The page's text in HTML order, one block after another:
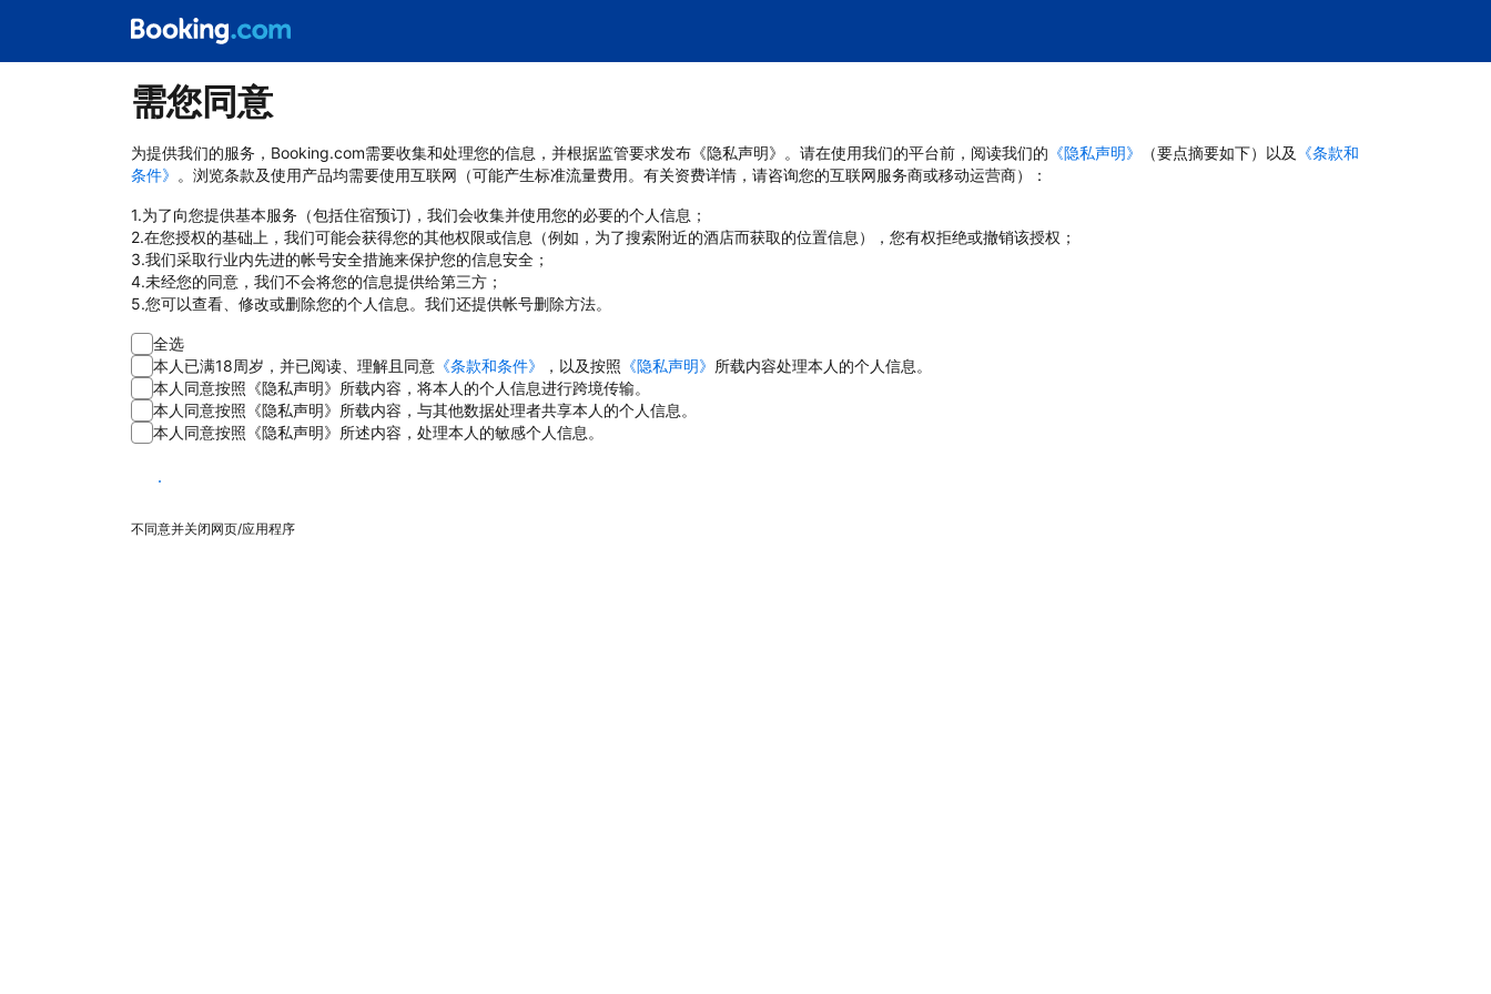
需您同意
为提供我们的服务，Booking.com需要收集和处理您的信息，并根据监管要求发布《隐私声明》。请在使用我们的平台前，阅读我们的 《隐私声明》 （要点摘要如下）以及 《条款和
条件》 。浏览条款及使用产品均需要使用互联网（可能产生标准流量费用。有关资费详情，请咨询您的互联网服务商或移动运营商）：
1.为了向您提供基本服务（包括住宿预订)，我们会收集并使用您的必要的个人信息；
2.在您授权的基础上，我们可能会获得您的其他权限或信息（例如，为了搜索附近的酒店而获取的位置信息），您有权拒绝或撤销该授权；
3.我们采取行业内先进的帐号安全措施来保护您的信息安全；
4.未经您的同意，我们不会将您的信息提供给第三方；
5.您可以查看、修改或删除您的个人信息。我们还提供帐号删除方法。
全选
本人已满18周岁，并已阅读、理解且同意 《条款和条件》 ，以及按照 《隐私声明》 所载内容处理本人的个人信息。
本人同意按照《隐私声明》所载内容，将本人的个人信息进行跨境传输。
本人同意按照《隐私声明》所载内容，与其他数据处理者共享本人的个人信息。
本人同意按照《隐私声明》所述内容，处理本人的敏感个人信息。
同意
不同意并关闭网页/应用程序